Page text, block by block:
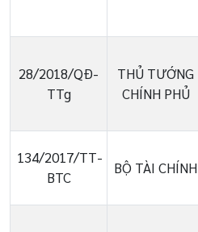
28/2018/QĐ-
TTg
THỦ TƯỚNG
CHÍNH PHỦ
134/2017/TT-
BTC
BỘ TÀI CHÍNH